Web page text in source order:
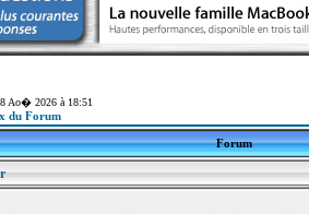
Ao� 2026 à 18:51
du Forum
Forum